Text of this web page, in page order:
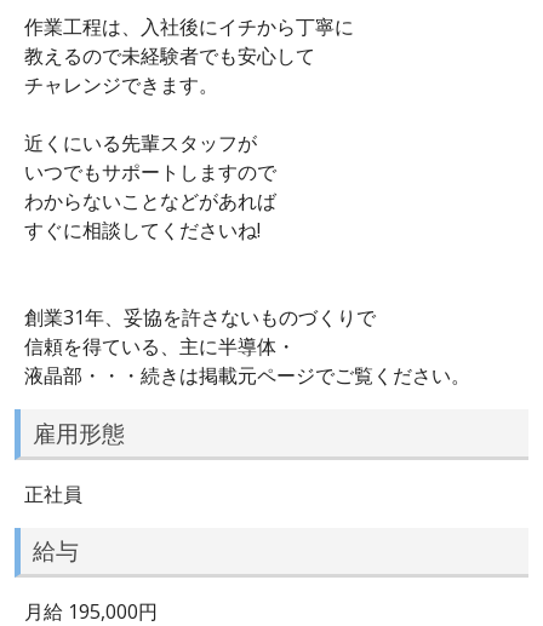
作業工程は、入社後にイチから丁寧に
教えるので未経験者でも安心して
チャレンジできます。
近くにいる先輩スタッフが
いつでもサポートしますので
わからないことなどがあれば
すぐに相談してくださいね!
創業31年、妥協を許さないものづくりで
信頼を得ている、主に半導体・
液晶部・・・続きは掲載元ページでご覧ください。
雇用形態
正社員
給与
月給 195,000円